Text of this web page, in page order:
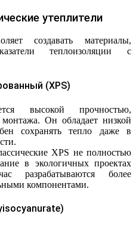
утеплители
создавать материалы,
теплоизоляции с
(XPS)
высокой прочностью,
Он обладает низкой
сохранять тепло даже в
XPS не полностью
в экологичных проектах
разрабатываются более
компонентами.